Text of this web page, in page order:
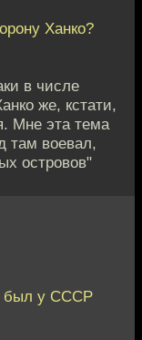
Ханко?
в числе
же, кстати,
Мне эта тема
там воевал,
островов"
был у СССР